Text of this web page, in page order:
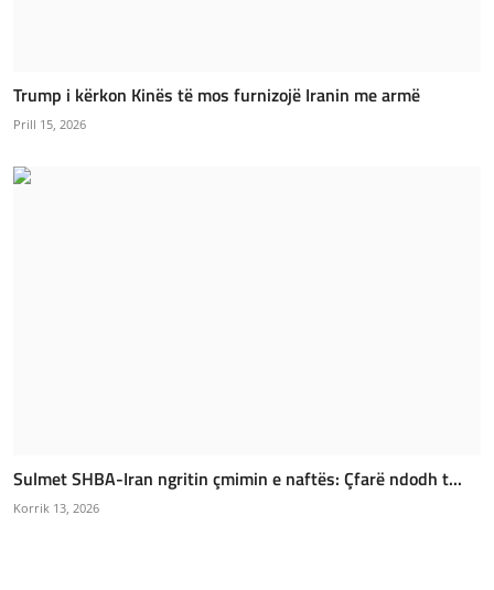
Trump i kërkon Kinës të mos furnizojë Iranin me armë
Prill 15, 2026
Sulmet SHBA-Iran ngritin çmimin e naftës: Çfarë ndodh t...
Korrik 13, 2026